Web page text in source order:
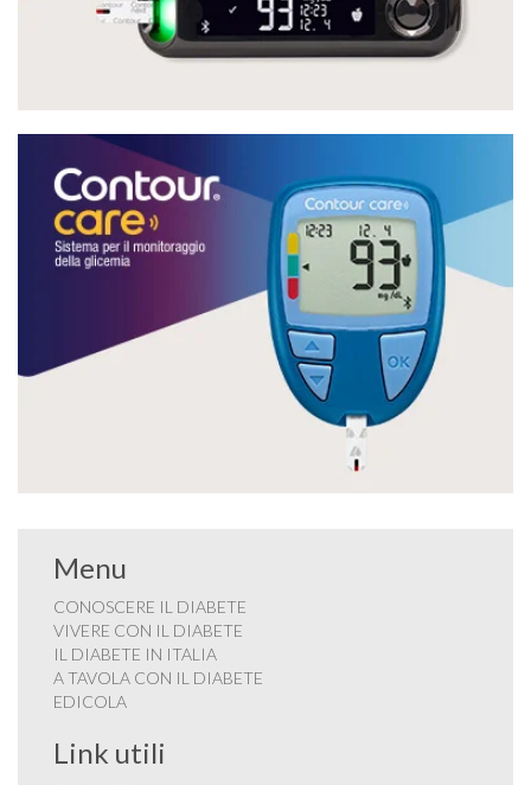
Menu
CONOSCERE IL DIABETE
VIVERE CON IL DIABETE
IL DIABETE IN ITALIA
A TAVOLA CON IL DIABETE
EDICOLA
Link utili